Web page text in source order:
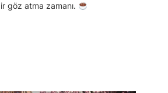
göz atma zamanı.